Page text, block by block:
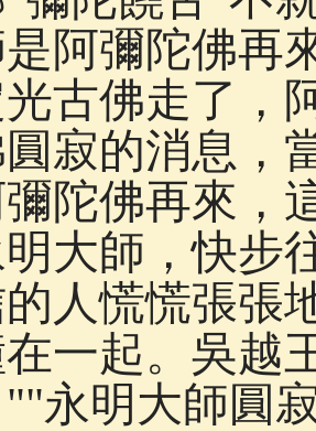
阿彌陀佛再
古佛走了，
寂的消息，
陀佛再來，
大師，快步
人慌慌張張
一起。吳越
永明大師圓